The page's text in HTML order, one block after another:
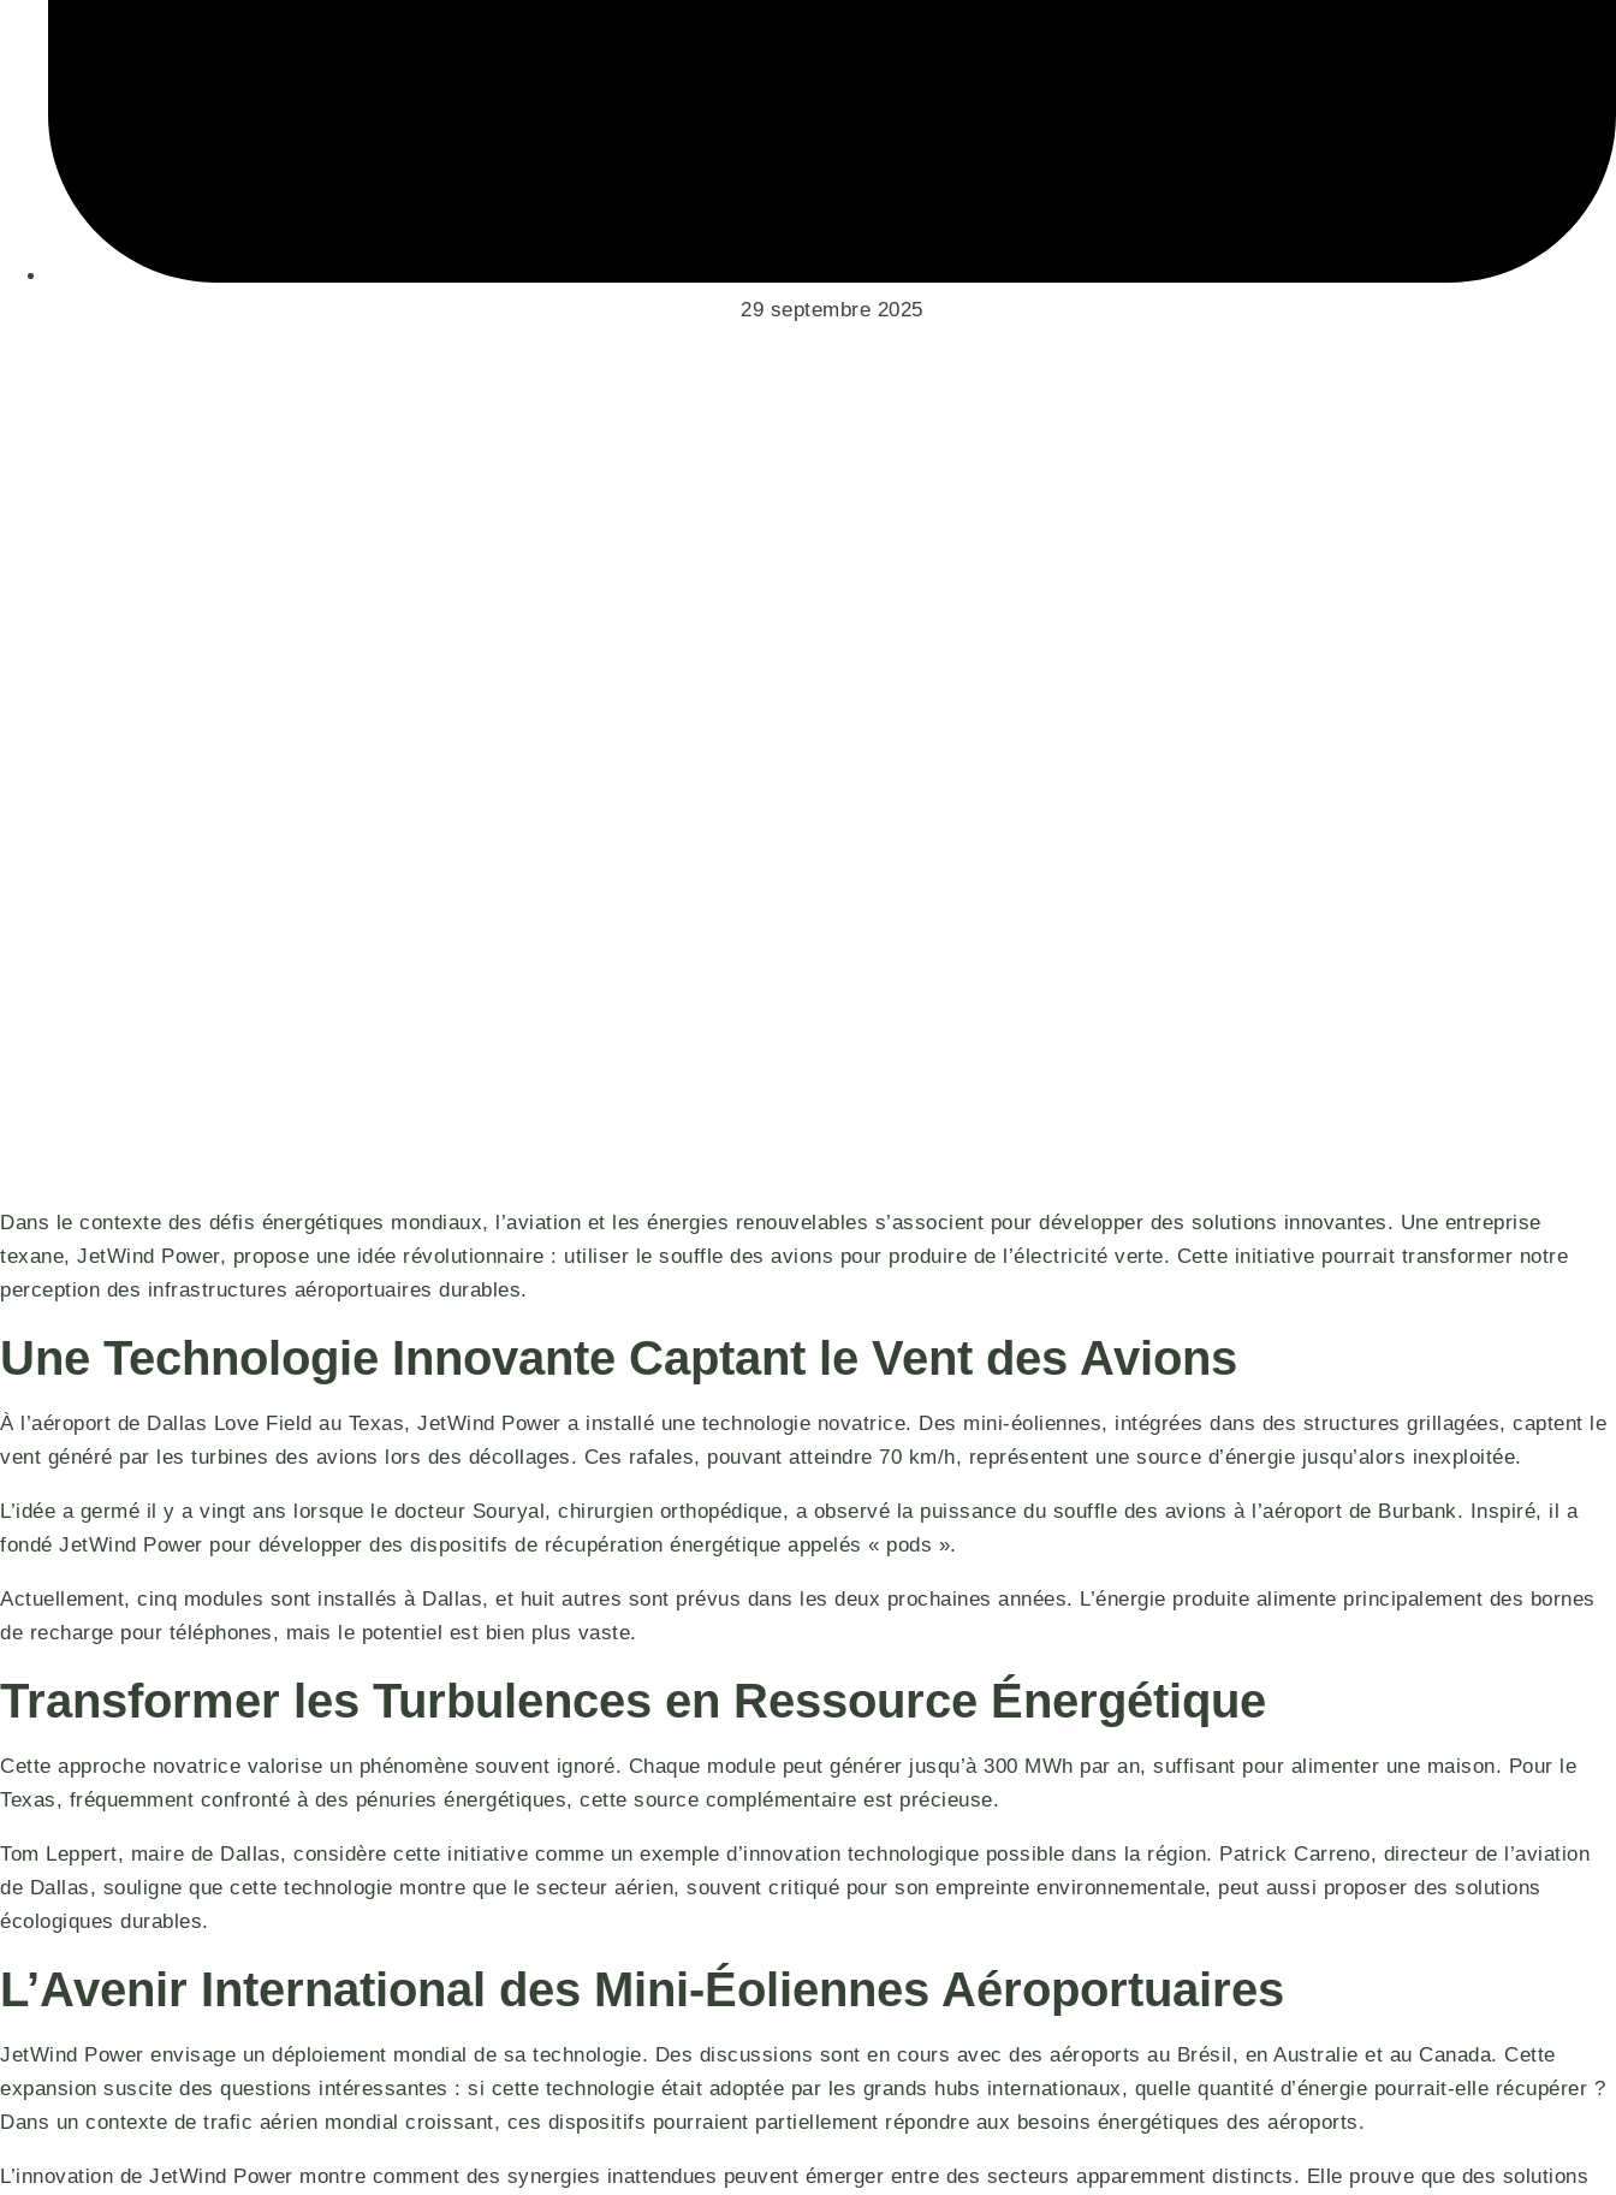
29 septembre 2025
Dans le contexte des défis énergétiques mondiaux, l’aviation et les énergies renouvelables s’associent pour développer des solutions innovantes. Une entreprise
texane, JetWind Power, propose une idée révolutionnaire : utiliser le souffle des avions pour produire de l’électricité verte. Cette initiative pourrait transformer notre
perception des infrastructures aéroportuaires durables.
Une Technologie Innovante Captant le Vent des Avions
À l’aéroport de Dallas Love Field au Texas, JetWind Power a installé une technologie novatrice. Des mini-éoliennes, intégrées dans des structures grillagées, captent le
vent généré par les turbines des avions lors des décollages. Ces rafales, pouvant atteindre 70 km/h, représentent une source d’énergie jusqu’alors inexploitée.
L’idée a germé il y a vingt ans lorsque le docteur Souryal, chirurgien orthopédique, a observé la puissance du souffle des avions à l’aéroport de Burbank. Inspiré, il a
fondé JetWind Power pour développer des dispositifs de récupération énergétique appelés « pods ».
Actuellement, cinq modules sont installés à Dallas, et huit autres sont prévus dans les deux prochaines années. L’énergie produite alimente principalement des bornes
de recharge pour téléphones, mais le potentiel est bien plus vaste.
Transformer les Turbulences en Ressource Énergétique
Cette approche novatrice valorise un phénomène souvent ignoré. Chaque module peut générer jusqu’à 300 MWh par an, suffisant pour alimenter une maison. Pour le
Texas, fréquemment confronté à des pénuries énergétiques, cette source complémentaire est précieuse.
Tom Leppert, maire de Dallas, considère cette initiative comme un exemple d’innovation technologique possible dans la région. Patrick Carreno, directeur de l’aviation
de Dallas, souligne que cette technologie montre que le secteur aérien, souvent critiqué pour son empreinte environnementale, peut aussi proposer des solutions
écologiques durables.
L’Avenir International des Mini-Éoliennes Aéroportuaires
JetWind Power envisage un déploiement mondial de sa technologie. Des discussions sont en cours avec des aéroports au Brésil, en Australie et au Canada. Cette
expansion suscite des questions intéressantes : si cette technologie était adoptée par les grands hubs internationaux, quelle quantité d’énergie pourrait-elle récupérer ?
Dans un contexte de trafic aérien mondial croissant, ces dispositifs pourraient partiellement répondre aux besoins énergétiques des aéroports.
L’innovation de JetWind Power montre comment des synergies inattendues peuvent émerger entre des secteurs apparemment distincts. Elle prouve que des solutions